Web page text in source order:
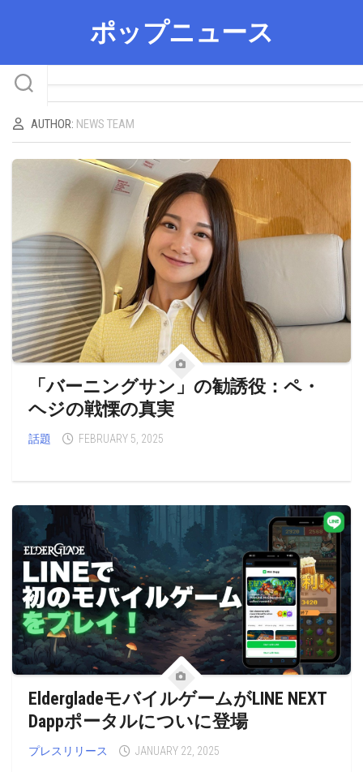
ポップニュース
AUTHOR: NEWS TEAM
「バーニングサン」の勧誘役：ペ・
ヘジの戦慄の真実
話題 FEBRUARY 5, 2025
EldergladeモバイルゲームがLINE NEXT
Dappポータルについに登場
プレスリリース JANUARY 22, 2025